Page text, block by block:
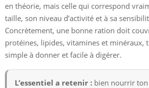
en théorie, mais celle qui correspond
taille, son niveau d’activité et à sa
Concrètement, une bonne ration doit
protéines, lipides, vitamines et minéraux,
simple à donner et facile à digérer.
L’essentiel a retenir : bien nourrir ton